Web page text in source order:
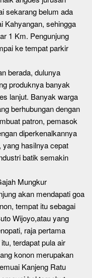
sekarang belum ada
Kahyangan, sehingga
1 Km. Pengunjung
ke tempat parkir
berada, dulunya
produknya banyak
lanjut. Banyak warga
berhubungan dengan
patron, pemasok
diperkenalkannya
hasilnya cepat
batik semakin
Mungkur
akan mendapati goa
tempat itu sebagai
Wijoyo,atau yang
raja pertama
terdapat pula air
konon merupakan
Kanjeng Ratu